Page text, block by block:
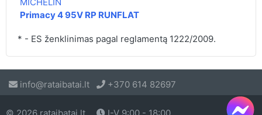
Primacy 4 95V RP RUNFLAT
* - ES ženklinimas pagal reglamentą 1222/2009.
info@rataibatai.lt +370 614 82697